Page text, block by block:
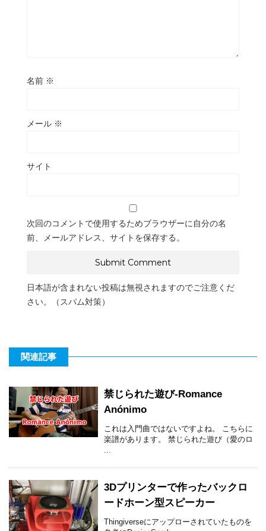
名前 ※
メール ※
サイト
次回のコメントで使用するためブラウザーに自分の名
前、メールアドレス、サイトを保存する。
日本語が含まれない投稿は無視されますのでご注意くだ
さい。（スパム対策）
関連記事
禁じられた遊び-Romance
Anónimo
これは入門曲ではないですよね。 こちらに
楽譜があります。 禁じられた遊び（愛のロ
...
3Dプリンターで作ったバックロ
ードホーン型スピーカー
Thingiverseにアップローされていたものを